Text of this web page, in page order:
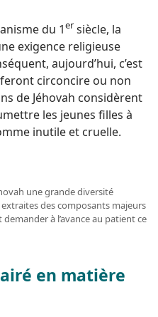
du 1er siècle, la
exigence religieuse
aujourd’hui, c’est
circoncire ou non
de Jéhovah considèrent
les jeunes filles à
inutile et cruelle.
une grande diversité
des composants majeurs
à l’avance au patient ce
en matière